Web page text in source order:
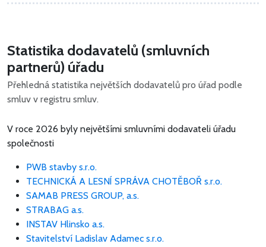
Statistika dodavatelů (smluvních
partnerů) úřadu
Přehledná statistika největších dodavatelů pro úřad podle
smluv v registru smluv.
V roce 2026 byly největšími smluvními dodavateli úřadu
společnosti
PWB stavby s.r.o.
TECHNICKÁ A LESNÍ SPRÁVA CHOTĚBOŘ s.r.o.
SAMAB PRESS GROUP, a.s.
STRABAG a.s.
INSTAV Hlinsko a.s.
Stavitelství Ladislav Adamec s.r.o.